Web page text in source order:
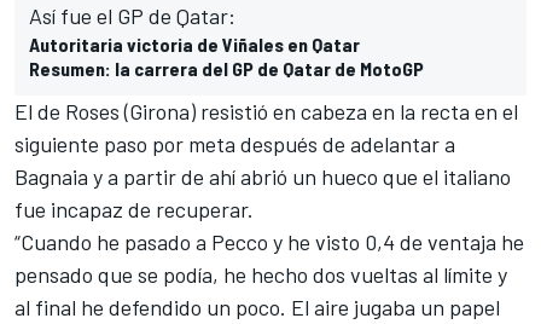
Así fue el GP de Qatar:
Autoritaria victoria de Viñales en Qatar
Resumen: la carrera del GP de Qatar de MotoGP
El de Roses (Girona) resistió en cabeza en la recta en el
siguiente paso por meta después de adelantar a
Bagnaia y a partir de ahí abrió un hueco que el italiano
fue incapaz de recuperar.
“Cuando he pasado a Pecco y he visto 0,4 de ventaja he
pensado que se podía, he hecho dos vueltas al límite y
al final he defendido un poco. El aire jugaba un papel